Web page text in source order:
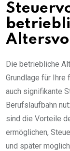
Die betriebliche
Grundlage für Ihre
auch signifikante
Berufslaufbahn
sind die Vorteile
ermöglichen,
und später